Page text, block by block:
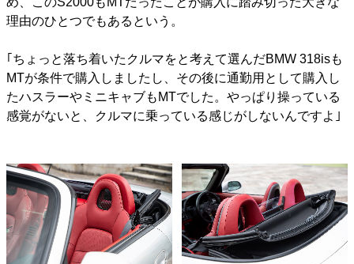
理由のひとつでもあるという。
｢ちょっと落ち着いたクルマをと考えて選んだBMW 318isも
MTが条件で購入しましたし、その後に通勤用として購入し
たハスラーやミニキャブもMTでした。やっぱり操っている
感覚がないと、クルマに乗っている感じがしないんですよ｣